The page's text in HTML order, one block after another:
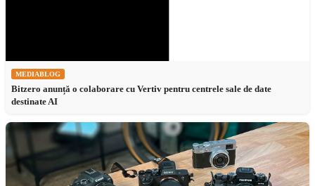
MEDIABLOG
Bitzero anunță o colaborare cu Vertiv pentru centrele sale de date
destinate AI